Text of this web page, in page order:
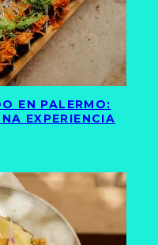
EN PALERMO:
EXPERIENCIA